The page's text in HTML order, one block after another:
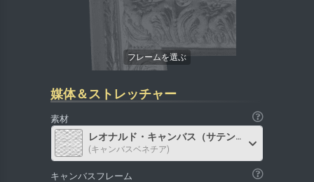
媒体＆ストレッチャー
素材
レオナルド・キャンバス（サテン）
(キャンバスベネチア)
キャンバスフレーム